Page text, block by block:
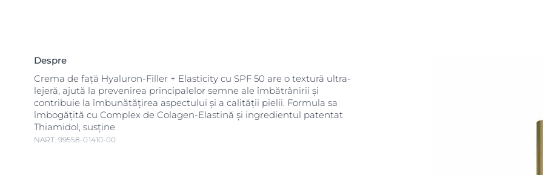
Despre
Crema de față Hyaluron-Filler + Elasticity cu SPF 50 are o textură ultra-
lejeră, ajută la prevenirea principalelor semne ale îmbătrânirii și
contribuie la îmbunătățirea aspectului și a calității pielii. Formula sa
îmbogățită cu Complex de Colagen-Elastină și ingredientul patentat
Thiamidol, susține
NART: 99558-01410-00